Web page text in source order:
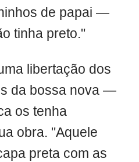
de papai —
tinha preto."
libertação dos
da bossa nova —
os tenha
obra. "Aquele
preta com as